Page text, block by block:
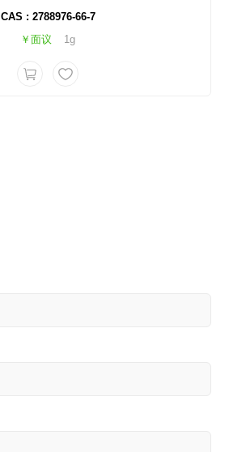
CAS : 2788976-66-7
￥面议
1g